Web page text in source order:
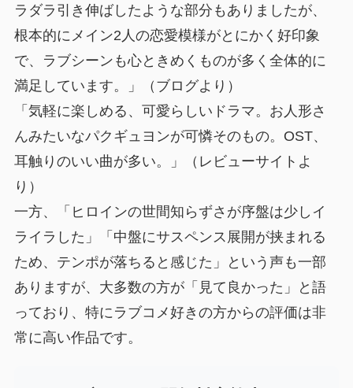
ラダラ引き伸ばしたような部分もありましたが、
根本的にメイン2人の恋愛模様がとにかく好印象
で、ラブシーンも心ときめくものが多く全体的に
満足しています。」（ブログより）
「気軽に楽しめる、可愛らしいドラマ。お人形さ
んみたいなパクギュヨンが可憐そのもの。OST、
耳触りのいい曲が多い。」（レビューサイトよ
り）
一方、「ヒロインの世間知らずさが序盤は少しイ
ライラした」「中盤にサスペンス展開が挟まれる
ため、テンポが落ちると感じた」という声も一部
ありますが、大多数の方が「見て良かった」と語
っており、特にラブコメ好きの方からの評価は非
常に高い作品です。